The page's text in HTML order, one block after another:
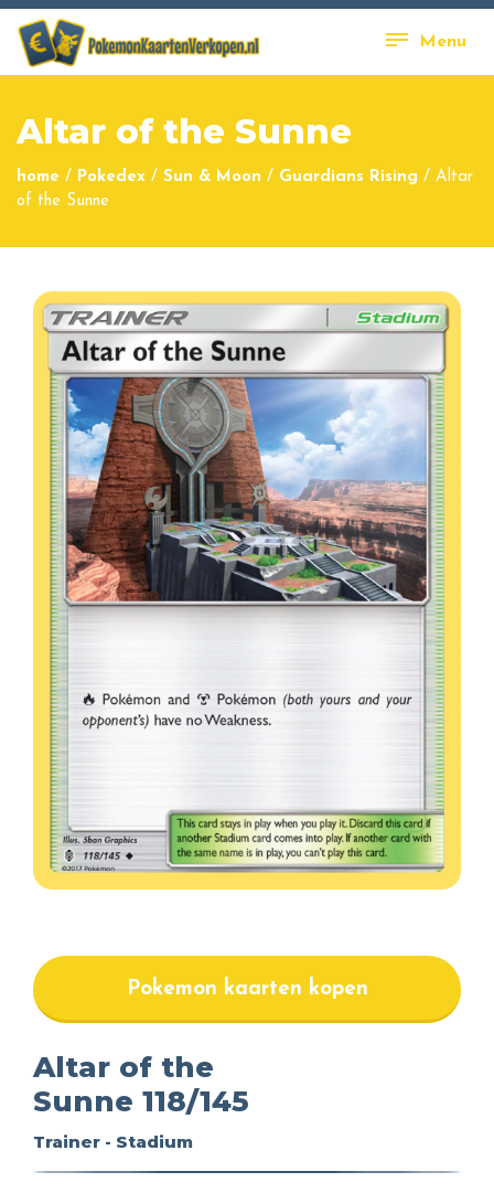
Menu
Altar of the Sunne
home / Pokedex / Sun & Moon / Guardians Rising / Altar
of the Sunne
Pokemon kaarten kopen
Altar of the
Sunne 118/145
Trainer - Stadium